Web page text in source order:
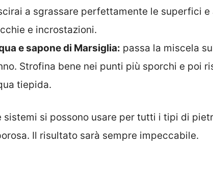
a sgrassare perfettamente le superfici e
e incrostazioni.
e sapone di Marsiglia: passa la miscela
Strofina bene nei punti più sporchi e poi
tiepida.
sistemi si possono usare per tutti i tipi di
Il risultato sarà sempre impeccabile.